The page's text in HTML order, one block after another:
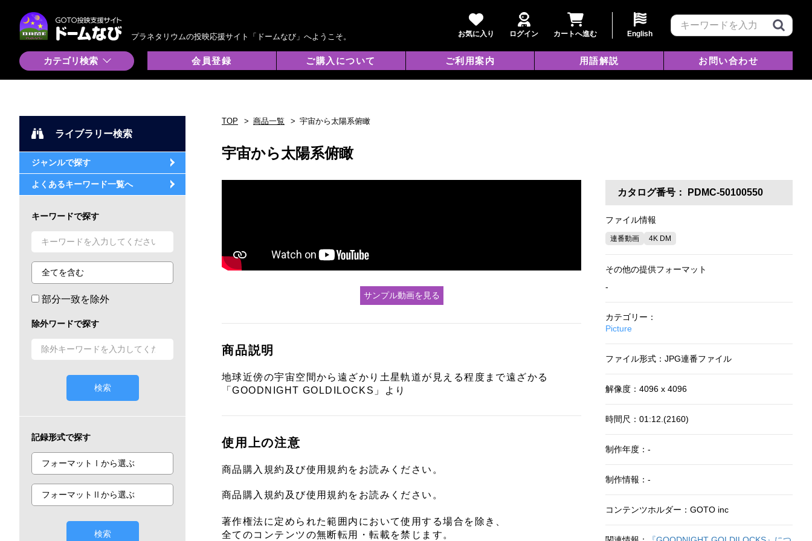
プラネタリウムの投映応援サイト「ドームなび」へようこそ。 お気に入り ログイン カートへ進む English
カテゴリ検索 会員登録 ご購入について ご利用案内 用語解説 お問い合わせ
ライブラリー検索
ジャンルで探す
よくあるキーワード一覧へ
キーワードで探す
部分一致を除外
除外ワードで探す
検索
記録形式で探す
検索
TOP 商品一覧 宇宙から太陽系俯瞰
宇宙から太陽系俯瞰
サンプル動画を見る
商品説明
地球近傍の宇宙空間から遠ざかり土星軌道が見える程度まで遠ざかる
「GOODNIGHT GOLDILOCKS」より
使用上の注意
商品購入規約及び使用規約をお読みください。
商品購入規約及び使用規約をお読みください。
著作権法に定められた範囲内において使用する場合を除き、
全てのコンテンツの無断転用・転載を禁じます。
カタログ番号： PDMC-50100550
ファイル情報
連番動画 4K DM
その他の提供フォーマット
-
カテゴリー：
Picture
ファイル形式：JPG連番ファイル
解像度：4096 x 4096
時間尺：01:12.(2160)
制作年度：-
制作情報：-
コンテンツホルダー：GOTO inc